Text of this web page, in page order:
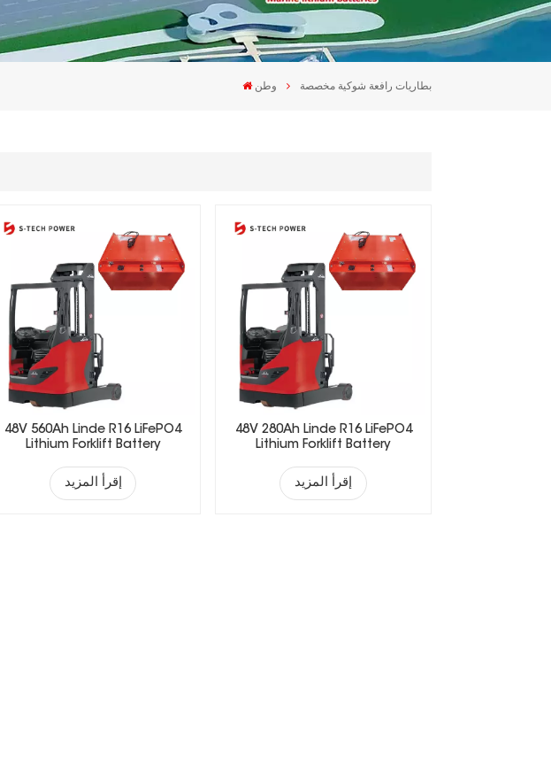
وطن بطاريات رافعة شوكية مخصصة
48V 560Ah Linde R16 LiFePO4
Lithium Forklift Battery
إقرأ المزيد
48V 280Ah Linde R16 LiFePO4
Lithium Forklift Battery
إقرأ المزيد